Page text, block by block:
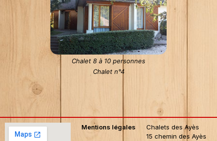
Chalet 8 à 10 personnes
Chalet n°4
Mentions légales
Chalets des Ayès
15 chemin des Ayès